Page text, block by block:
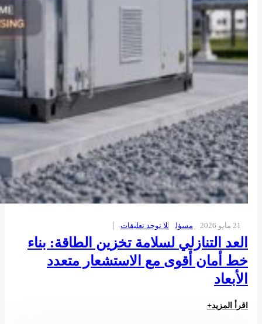
21 مايو 2026 مسؤل لا توجد تعليقات
العد التنازلي لسلامة تخزين الطاقة: بناء
خط أمان أقوى مع الاستشعار متعدد
الأبعاد
اقرأ المزيد+